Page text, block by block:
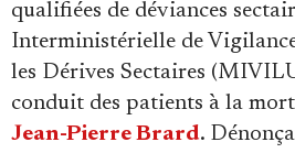
qualifiées de déviances
Interministérielle de
les Dérives Sectaires
conduit des patients à la mort
Jean-Pierre Brard.